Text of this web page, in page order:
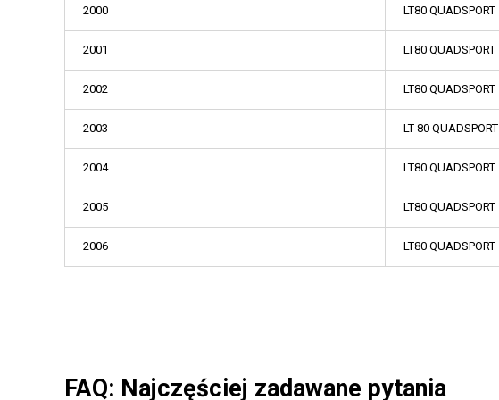
2000 LT80 QUADSPORT
2001 LT80 QUADSPORT
2002 LT80 QUADSPORT
2003 LT-80 QUADSPORT
2004 LT80 QUADSPORT
2005 LT80 QUADSPORT
2006 LT80 QUADSPORT
FAQ: Najczęściej zadawane pytania